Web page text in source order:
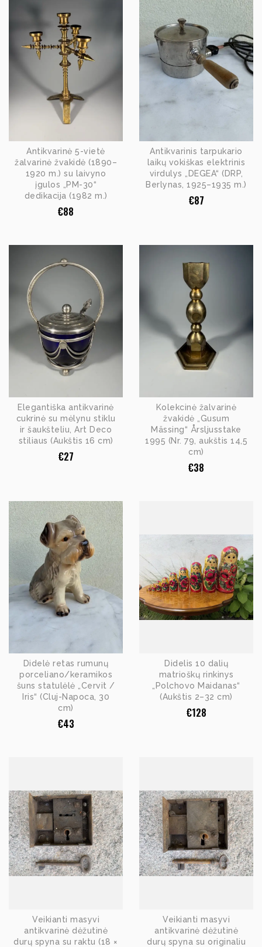
Antikvarinė 5-vietė
žalvarinė žvakidė (1890–
1920 m.) su laivyno
įgulos „PM-30“
dedikacija (1982 m.)
€88
Antikvarinis tarpukario
laikų vokiškas elektrinis
virdulys „DEGEA“ (DRP,
Berlynas, 1925–1935 m.)
€87
Elegantiška antikvarinė
cukrinė su mėlynu stiklu
ir šaukšteliu, Art Deco
stiliaus (Aukštis 16 cm)
€27
Kolekcinė žalvarinė
žvakidė „Gusum
Mässing“ Årsljusstake
1995 (Nr. 79, aukštis 14,5
cm)
€38
Didelė retas rumunų
porceliano/keramikos
šuns statulėlė „Cervit /
Iris“ (Cluj-Napoca, 30
cm)
€43
Didelis 10 dalių
matrioškų rinkinys
„Polchovo Maidanas“
(Aukštis 2–32 cm)
€128
Veikianti masyvi
antikvarinė dėžutinė
durų spyna su raktu (18 ×
Veikianti masyvi
antikvarinė dėžutinė
durų spyna su originaliu